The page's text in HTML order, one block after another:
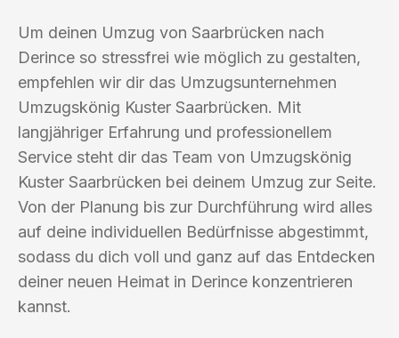
Um deinen Umzug von Saarbrücken nach
Derince so stressfrei wie möglich zu gestalten,
empfehlen wir dir das Umzugsunternehmen
Umzugskönig Kuster Saarbrücken. Mit
langjähriger Erfahrung und professionellem
Service steht dir das Team von Umzugskönig
Kuster Saarbrücken bei deinem Umzug zur Seite.
Von der Planung bis zur Durchführung wird alles
auf deine individuellen Bedürfnisse abgestimmt,
sodass du dich voll und ganz auf das Entdecken
deiner neuen Heimat in Derince konzentrieren
kannst.